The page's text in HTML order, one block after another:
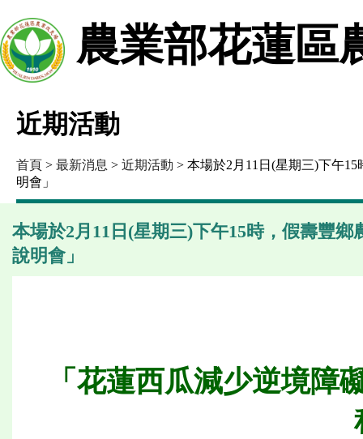
農業部花蓮區
近期活動
首頁 > 最新消息 > 近期活動 > 本場於2月11日(星期三)下午
明會」
本場於2月11日(星期三)下午15時，假壽豐
說明會」
「花蓮西瓜減少逆境障